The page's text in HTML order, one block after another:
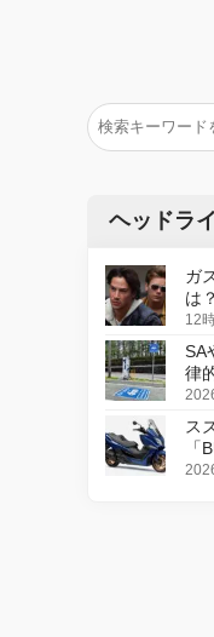
ヘッドラ
ガ
は
デ
12
SA
律
ス
「
更